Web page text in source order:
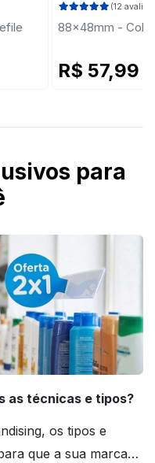
(12
88x48mm -
R$ 57,99
para
as técnicas e tipos?
os tipos e
que a sua marca